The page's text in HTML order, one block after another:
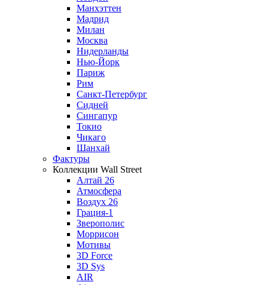
Манхэттен
Мадрид
Милан
Москва
Нидерланды
Нью-Йорк
Париж
Рим
Санкт-Петербург
Сидней
Сингапур
Токио
Чикаго
Шанхай
Фактуры
Коллекции Wall Street
Алтай 26
Атмосфера
Воздух 26
Грация-1
Зверополис
Моррисон
Мотивы
3D Force
3D Sys
AIR